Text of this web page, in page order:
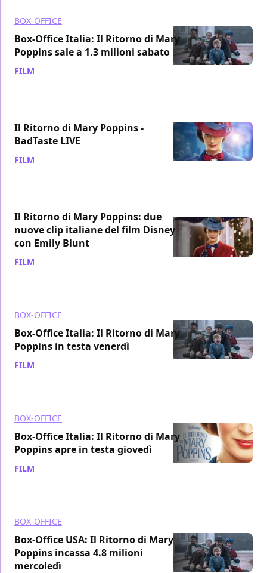
BOX-OFFICE
Box-Office Italia: Il Ritorno di Mary
Poppins sale a 1.3 milioni sabato
FILM
Il Ritorno di Mary Poppins -
BadTaste LIVE
FILM
Il Ritorno di Mary Poppins: due
nuove clip italiane del film Disney
con Emily Blunt
FILM
BOX-OFFICE
Box-Office Italia: Il Ritorno di Mary
Poppins in testa venerdì
FILM
BOX-OFFICE
Box-Office Italia: Il Ritorno di Mary
Poppins apre in testa giovedì
FILM
BOX-OFFICE
Box-Office USA: Il Ritorno di Mary
Poppins incassa 4.8 milioni
mercoledì